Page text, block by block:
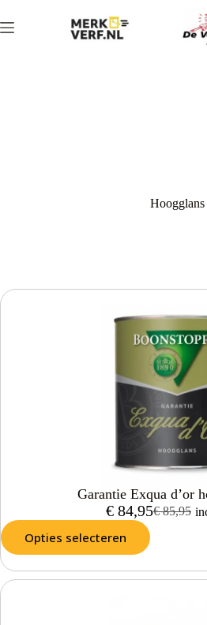
Hoogglans
Garantie Exqua d’or
€85,95
€ 84,95
Opties selecteren